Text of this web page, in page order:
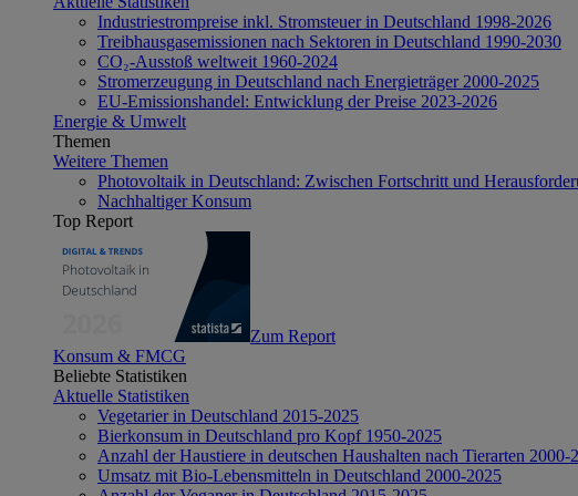
Industriestrompreise inkl. Stromsteuer in Deutschland 1998-2026
Treibhausgasemissionen nach Sektoren in Deutschland 1990-2030
CO₂-Ausstoß weltweit 1960-2024
Stromerzeugung in Deutschland nach Energieträger 2000-2025
EU-Emissionshandel: Entwicklung der Preise 2023-2026
Energie & Umwelt
Themen
Weitere Themen
Photovoltaik in Deutschland: Zwischen Fortschritt und
Nachhaltiger Konsum
Top Report
Zum Report
Konsum & FMCG
Beliebte Statistiken
Aktuelle Statistiken
Vegetarier in Deutschland 2015-2025
Bierkonsum in Deutschland pro Kopf 1950-2025
Anzahl der Haustiere in deutschen Haushalten nach Tierarten 2000-
Umsatz mit Bio-Lebensmitteln in Deutschland 2000-2025